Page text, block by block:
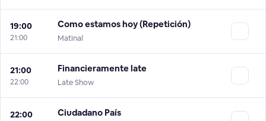
19:00
21:00
Como estamos hoy (Repetición)
Matinal
21:00
22:00
Financieramente late
Late Show
22:00 Ciudadano País